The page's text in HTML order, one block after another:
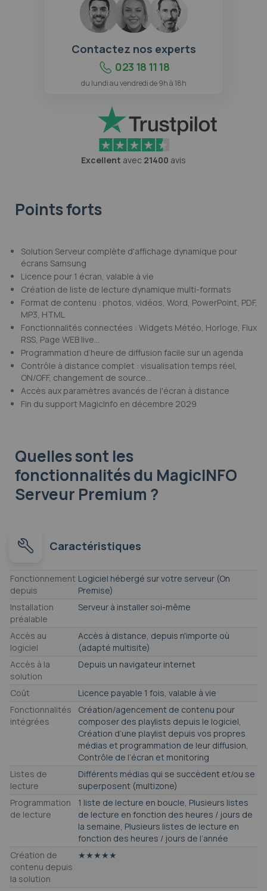
Contactez nos experts
023 18 11 18
du lundi au vendredi de 9h à 18h
Excellent avec 21400 avis
Points forts
Solution Serveur complète d'affichage dynamique pour
écrans Samsung
Licence pour 1 écran, valable à vie
Création de liste de lecture dynamique multi-formats
Format de contenu : photos, vidéos, Word, PowerPoint, PDF,
MP3, HTML
Fonctionnalités connectées : Widgets Météo, Horloge, Flux
RSS, Page WEB live...
Programmation d’heure de diffusion facile sur un agenda
Contrôle à distance complet : visualisation temps réel,
ON/OFF, changement de source...
Accès aux paramètres avancés de l'écran à distance
Fin du support MagicInfo en décembre 2029
Quelles sont les
fonctionnalitésdu MagicINFO
Serveur Premium ?
Caractéristiques
Caractéristiques
Fonctionnement
depuis
Logiciel hébergé sur votre serveur (On
Premise)
Installation
préalable
Serveur à installer soi-même
Accès au
logiciel
Accès à distance, depuis n'importe où
(adapté multisite)
Accès à la
solution
Depuis un navigateur internet
Coût
Licence payable 1 fois, valable à vie
Fonctionnalités
intégrées
Création/agencement de contenu pour
composer des playlists depuis le logiciel,
Création d’une playlist depuis vos propres
médias et programmation de leur diffusion,
Contrôle de l’écran et monitoring
Listes de
lecture
Différents médias qui se succèdent et/ou se
superposent (multizone)
Programmation
de lecture
1 liste de lecture en boucle, Plusieurs listes
de lecture en fonction des heures / jours de
la semaine, Plusieurs listes de lecture en
fonction des heures / jours de l’année
Création de
contenu depuis
la solution
★★★★★